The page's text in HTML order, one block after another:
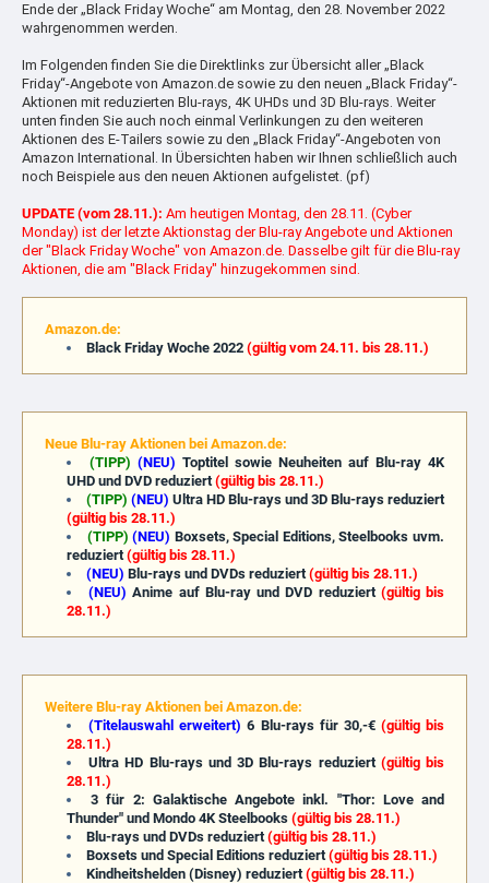
Ende der „Black Friday Woche“ am Montag, den 28. November 2022
wahrgenommen werden.
Im Folgenden finden Sie die Direktlinks zur Übersicht aller „Black
Friday“-Angebote von Amazon.de sowie zu den neuen „Black Friday“-
Aktionen mit reduzierten Blu-rays, 4K UHDs und 3D Blu-rays. Weiter
unten finden Sie auch noch einmal Verlinkungen zu den weiteren
Aktionen des E-Tailers sowie zu den „Black Friday“-Angeboten von
Amazon International. In Übersichten haben wir Ihnen schließlich auch
noch Beispiele aus den neuen Aktionen aufgelistet. (pf)
UPDATE (vom 28.11.): Am heutigen Montag, den 28.11. (Cyber
Monday) ist der letzte Aktionstag der Blu-ray Angebote und Aktionen
der "Black Friday Woche" von Amazon.de. Dasselbe gilt für die Blu-ray
Aktionen, die am "Black Friday" hinzugekommen sind.
Amazon.de:
Black Friday Woche 2022 (gültig vom 24.11. bis 28.11.)
Neue Blu-ray Aktionen bei Amazon.de:
(TIPP) (NEU) Toptitel sowie Neuheiten auf Blu-ray 4K
UHD und DVD reduziert (gültig bis 28.11.)
(TIPP) (NEU) Ultra HD Blu-rays und 3D Blu-rays reduziert
(gültig bis 28.11.)
(TIPP) (NEU) Boxsets, Special Editions, Steelbooks uvm.
reduziert (gültig bis 28.11.)
(NEU) Blu-rays und DVDs reduziert (gültig bis 28.11.)
(NEU) Anime auf Blu-ray und DVD reduziert (gültig bis
28.11.)
Weitere Blu-ray Aktionen bei Amazon.de:
(Titelauswahl erweitert) 6 Blu-rays für 30,-€ (gültig bis
28.11.)
Ultra HD Blu-rays und 3D Blu-rays reduziert (gültig bis
28.11.)
3 für 2: Galaktische Angebote inkl. "Thor: Love and
Thunder" und Mondo 4K Steelbooks (gültig bis 28.11.)
Blu-rays und DVDs reduziert (gültig bis 28.11.)
Boxsets und Special Editions reduziert (gültig bis 28.11.)
Kindheitshelden (Disney) reduziert (gültig bis 28.11.)